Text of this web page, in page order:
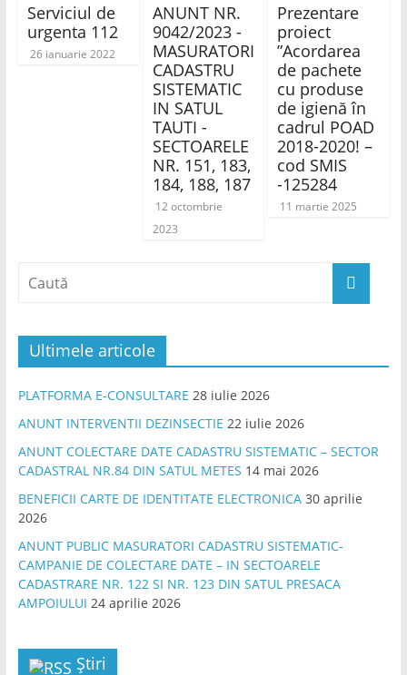
Serviciul de
urgenta 112
26 ianuarie 2022
ANUNT NR.
9042/2023 -
MASURATORI
CADASTRU
SISTEMATIC
IN SATUL
TAUTI -
SECTOARELE
NR. 151, 183,
184, 188, 187
12 octombrie
2023
Prezentare
proiect
”Acordarea
de pachete
cu produse
de igienă în
cadrul POAD
2018-2020! –
cod SMIS
-125284
11 martie 2025
Ultimele articole
PLATFORMA E-CONSULTARE 28 iulie 2026
ANUNT INTERVENTII DEZINSECTIE 22 iulie 2026
ANUNT COLECTARE DATE CADASTRU SISTEMATIC – SECTOR
CADASTRAL NR.84 DIN SATUL METES 14 mai 2026
BENEFICII CARTE DE IDENTITATE ELECTRONICA 30 aprilie
2026
ANUNT PUBLIC MASURATORI CADASTRU SISTEMATIC-
CAMPANIE DE COLECTARE DATE – IN SECTOARELE
CADASTRARE NR. 122 SI NR. 123 DIN SATUL PRESACA
AMPOIULUI 24 aprilie 2026
Știri